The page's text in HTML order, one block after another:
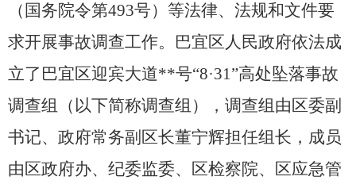
（ 国务院令第493号） 等法律、法规和文件要
求开展事故调查工作。巴宜区人民政府依法成
立了巴宜区迎宾大道**号“8·31”高处坠落事故
调查组（以下简称调查组），调查组由区委副
书记、政府常务副区长董宁辉担任组长，成员
由区政府办、纪委监委、区检察院、区应急管